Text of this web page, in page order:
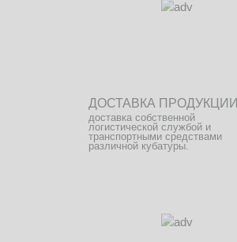
ДОСТАВКА ПРОДУКЦИИ
доставка собственной
логистической службой и
транспортными средствами
различной кубатуры.